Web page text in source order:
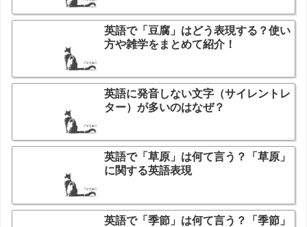
英語で「豆腐」はどう表現する？使い
方や雑学をまとめて紹介！
英語に発音しない文字（サイレントレ
ター）が多いのはなぜ？
英語で「草原」は何て言う？「草原」
に関する英語表現
英語で「季節」は何て言う？「季節」